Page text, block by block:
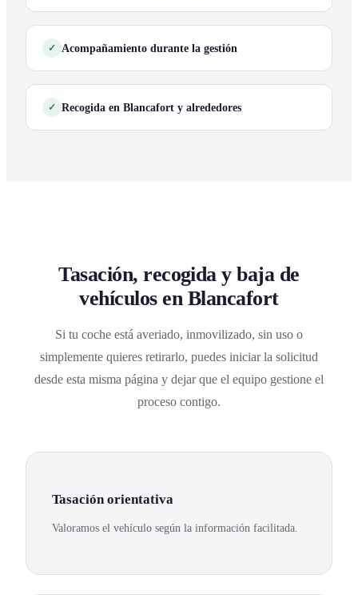
Acompañamiento durante la gestión
Recogida en Blancafort y alrededores
Tasación, recogida y baja de
vehículos en Blancafort
Si tu coche está averiado, inmovilizado, sin uso o
simplemente quieres retirarlo, puedes iniciar la solicitud
desde esta misma página y dejar que el equipo gestione el
proceso contigo.
Tasación orientativa
Valoramos el vehículo según la información facilitada.